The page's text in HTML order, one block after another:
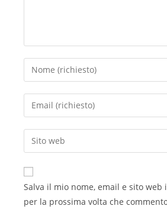
Salva il mio nome, email e sito
per la prossima volta che